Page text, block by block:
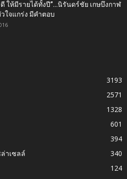
ดี ให้มีรายได้ทั้งปี”…นิรันดร์ชัย เกษบึงกาฬ
ใจแกร่ง มีคำตอบ
3193
2571
1328
601
394
าเซลล์
340
124